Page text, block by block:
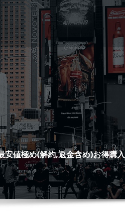
値極め(解約,返金含め)お得購